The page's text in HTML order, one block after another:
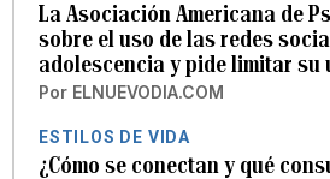
La Asociación Americana de
sobre el uso de las redes
adolescencia y pide limitar su
Por ELNUEVODIA.COM
ESTILOS DE VIDA
¿Cómo se conectan y qué